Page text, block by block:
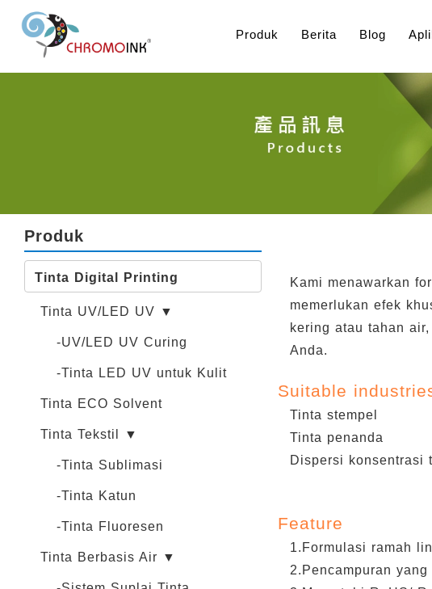
Produk Berita Blog
Produk
Tinta Digital Printing
Tinta UV/LED UV ▼
-UV/LED UV Curing
-Tinta LED UV untuk Kulit
Tinta ECO Solvent
Tinta Tekstil ▼
-Tinta Sublimasi
-Tinta Katun
-Tinta Fluoresen
Tinta Berbasis Air ▼
Kami menawarkan
memerlukan efek
kering atau tahan
Anda.
Suitable
Tinta stempel
Tinta penanda
Dispersi konsentrasi
Feature
1.Formulasi ramah
2.Pencampuran